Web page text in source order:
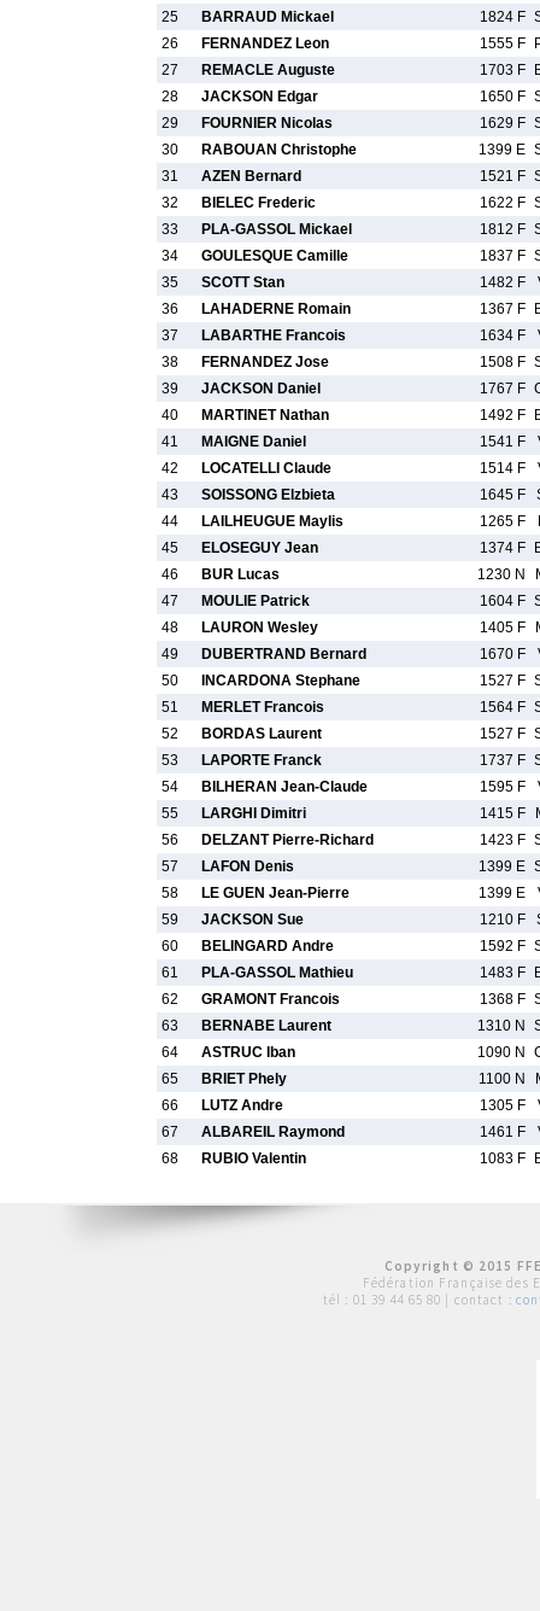
25
BARRAUD Mickael 1824 F
26
FERNANDEZ Leon 1555 F
27
REMACLE Auguste 1703 F
28
JACKSON Edgar 1650 F
29
FOURNIER Nicolas 1629 F
30
RABOUAN Christophe 1399 E
31
AZEN Bernard 1521 F
32
BIELEC Frederic 1622 F
33
PLA-GASSOL Mickael 1812 F
34
GOULESQUE Camille 1837 F
35
SCOTT Stan 1482 F
36
LAHADERNE Romain 1367 F
37
LABARTHE Francois 1634 F
38
FERNANDEZ Jose 1508 F
39
JACKSON Daniel 1767 F
40
MARTINET Nathan 1492 F
41
MAIGNE Daniel 1541 F
42
LOCATELLI Claude 1514 F
43
SOISSONG Elzbieta 1645 F
44
LAILHEUGUE Maylis 1265 F
45
ELOSEGUY Jean 1374 F
46
BUR Lucas 1230 N
47
MOULIE Patrick 1604 F
48
LAURON Wesley 1405 F
49
DUBERTRAND Bernard 1670 F
50
INCARDONA Stephane 1527 F
51
MERLET Francois 1564 F
52
BORDAS Laurent 1527 F
53
LAPORTE Franck 1737 F
54
BILHERAN Jean-Claude 1595 F
55
LARGHI Dimitri 1415 F
56
DELZANT Pierre-Richard 1423 F
57
LAFON Denis 1399 E
58
LE GUEN Jean-Pierre 1399 E
59
JACKSON Sue 1210 F
60
BELINGARD Andre 1592 F
61
PLA-GASSOL Mathieu 1483 F
62
GRAMONT Francois 1368 F
63
BERNABE Laurent 1310 N
64
ASTRUC Iban 1090 N
65
BRIET Phely 1100 N
66
LUTZ Andre 1305 F
67
ALBAREIL Raymond 1461 F
68
RUBIO Valentin 1083 F
Copyright © 2015
Fédération Française des
tél : 01 39 44 65 80 | contact :